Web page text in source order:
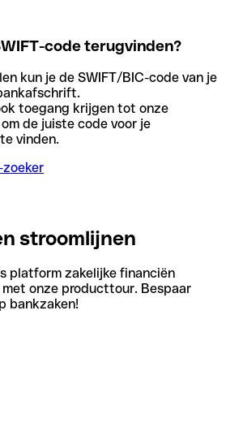
code terugvinden?
kun je de SWIFT/BIC-code van je
toegang krijgen tot onze
de juiste code voor je
vinden.
zoeker
stroomlijnen
platform zakelijke financiën
onze producttour. Bespaar
bankzaken!